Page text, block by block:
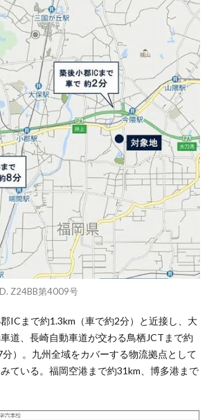
Z24BB第4009号
ICまで約1.3km（車で約2分）と近接し、大
道、長崎自動車道が交わる鳥栖JCTまで約
）。九州全域をカバーする物流拠点として
ている。福岡空港まで約31km、博多港まで